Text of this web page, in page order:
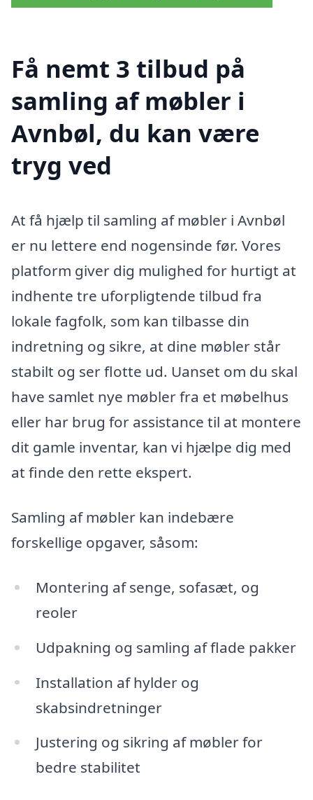
Få nemt 3 tilbud på
samling af møbler i
Avnbøl, du kan være
tryg ved
At få hjælp til samling af møbler i Avnbøl
er nu lettere end nogensinde før. Vores
platform giver dig mulighed for hurtigt at
indhente tre uforpligtende tilbud fra
lokale fagfolk, som kan tilbasse din
indretning og sikre, at dine møbler står
stabilt og ser flotte ud. Uanset om du skal
have samlet nye møbler fra et møbelhus
eller har brug for assistance til at montere
dit gamle inventar, kan vi hjælpe dig med
at finde den rette ekspert.
Samling af møbler kan indebære
forskellige opgaver, såsom:
Montering af senge, sofasæt, og
reoler
Udpakning og samling af flade pakker
Installation af hylder og
skabsindretninger
Justering og sikring af møbler for
bedre stabilitet